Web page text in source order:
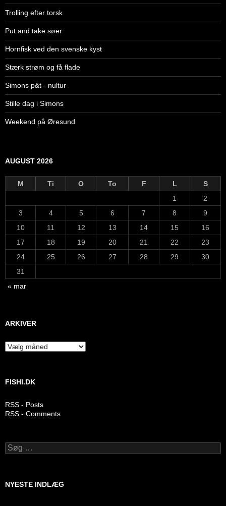
Trolling efter torsk
Put and take søer
Hornfisk ved den svenske kyst
Stærk strøm og få flade
Simons p&t - nultur
Stille dag i Simons
Weekend på Øresund
AUGUST 2026
M Ti O To F L
S
1
2
3
4 5 6 7 8
9
10
11 12 13 14 15
16
17
18 19 20 21 22
23
24
25 26 27 28 29
30
31
« mar
ARKIVER
Arkiver
FISHI.DK
RSS - Posts
RSS - Comments
Søg
efter:
NYESTE INDLÆG